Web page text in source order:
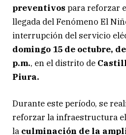
preventivos para reforzar
llegada del Fenómeno El
interrupción del servicio
domingo 15 de octubre, de
p.m., en el distrito de
Piura.
Durante este período, se
reforzar la infraestructura
la culminación de la